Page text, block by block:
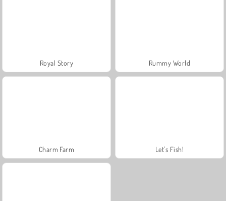
Royal Story Rummy World
Charm Farm Let's Fish!